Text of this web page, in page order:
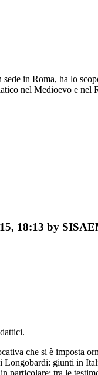
in Roma, ha lo
nel Medioevo e
18:13 by
che si è imposta
giunti in
particolare: tra le